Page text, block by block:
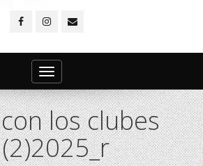
Toggle
navigation
los clubes